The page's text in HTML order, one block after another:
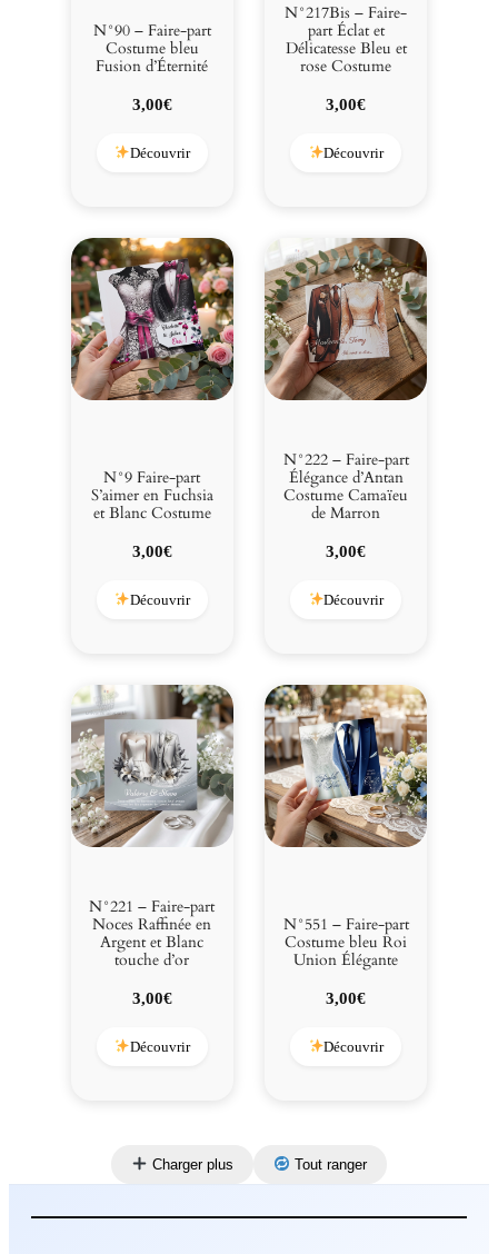
N°90 – Faire-part
Costume bleu
Fusion d’Éternité
3,00€
Découvrir
N°217Bis – Faire-
part Éclat et
Délicatesse Bleu et
rose Costume
3,00€
Découvrir
N°9 Faire-part
S’aimer en Fuchsia
et Blanc Costume
3,00€
Découvrir
N°222 – Faire-part
Élégance d’Antan
Costume Camaïeu
de Marron
3,00€
Découvrir
N°221 – Faire-part
Noces Raffinée en
Argent et Blanc
touche d’or
3,00€
Découvrir
N°551 – Faire-part
Costume bleu Roi
Union Élégante
3,00€
Découvrir
Charger plus Tout ranger